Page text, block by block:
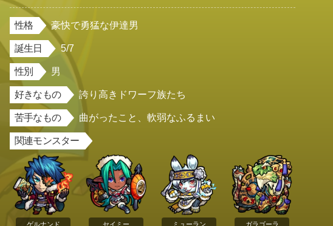
性格 豪快で勇猛な伊達男
誕生日 5/7
性別 男
好きなもの 誇り高きドワーフ族たち
苦手なもの 曲がったこと、軟弱なふるまい
関連モンスター
ゲルナンド セイミー ミューラン ガラゴーラ